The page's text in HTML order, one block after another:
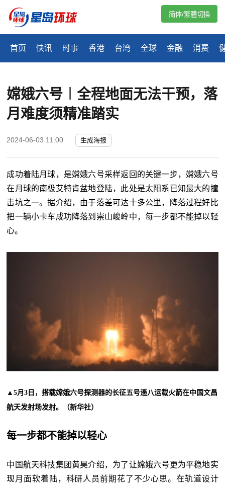
首页 快讯 时事 香港 台湾 全球 金融 消费
简体/繁體切換
嫦娥六号︱全程地面无法干预，落
月难度须精准踏实
2024-06-03 11:00 生成海报
成功着陆月球，是嫦娥六号采样返回的关键一步，嫦娥六号
在月球的南极艾特肯盆地登陆，此处是太阳系已知最大的撞
击坑之一。据介绍，由于落差可达十多公里，降落过程好比
把一辆小卡车成功降落到崇山峻岭中，每一步都不能掉以轻
心。
▲5月3日，搭载嫦娥六号探测器的长征五号遥八运载火箭在中国文昌
航天发射场发射。（新华社）
每一步都不能掉以轻心
中国航天科技集团黄昊介绍，为了让嫦娥六号更为平稳地实
现月面软着陆，科研人员前期花了不少心思。在轨道设计